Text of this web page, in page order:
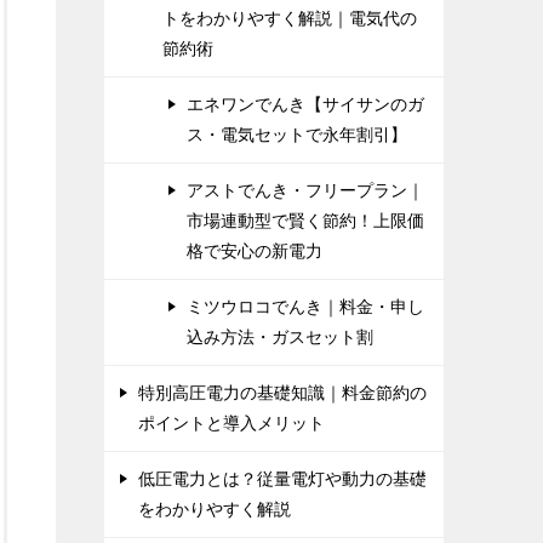
トをわかりやすく解説｜電気代の
節約術
エネワンでんき【サイサンのガ
ス・電気セットで永年割引】
アストでんき・フリープラン｜
市場連動型で賢く節約！上限価
格で安心の新電力
ミツウロコでんき｜料金・申し
込み方法・ガスセット割
特別高圧電力の基礎知識｜料金節約の
ポイントと導入メリット
低圧電力とは？従量電灯や動力の基礎
をわかりやすく解説